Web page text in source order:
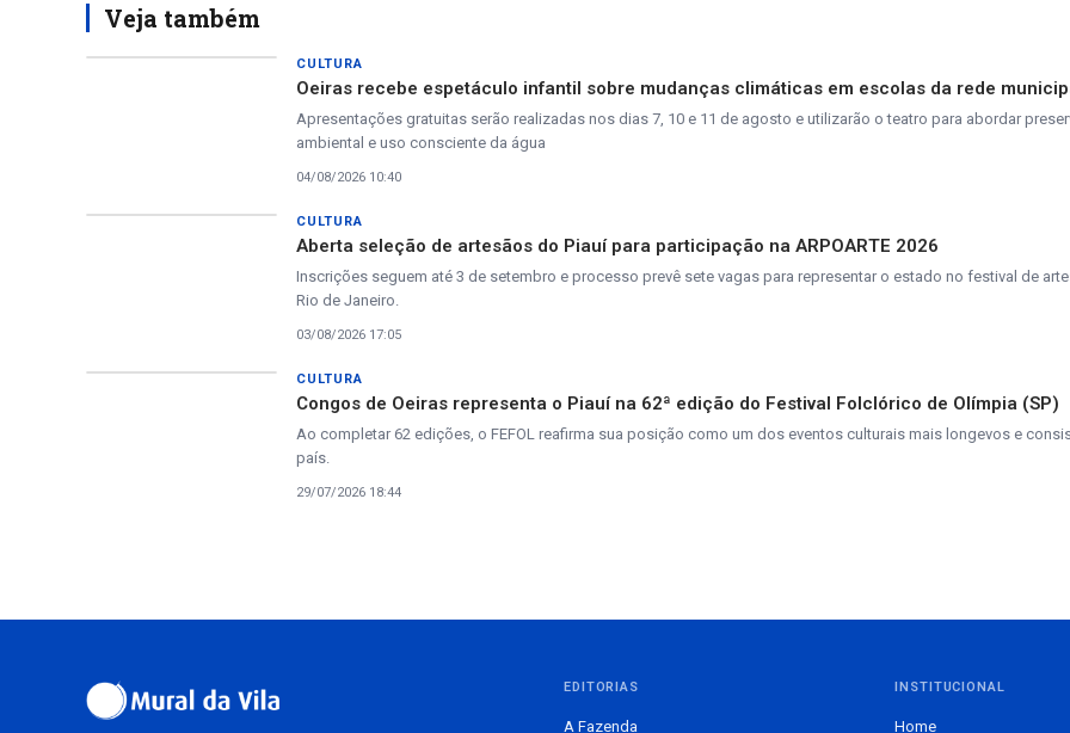
Veja também
CULTURA
Oeiras recebe espetáculo infantil sobre mudanças climáticas em escolas da rede
Apresentações gratuitas serão realizadas nos dias 7, 10 e 11 de agosto e utilizarão o teatro para abordar
ambiental e uso consciente da água
04/08/2026 10:40
CULTURA
Aberta seleção de artesãos do Piauí para participação na ARPOARTE 2026
Inscrições seguem até 3 de setembro e processo prevê sete vagas para representar o estado no festival de
Rio de Janeiro.
03/08/2026 17:05
CULTURA
Congos de Oeiras representa o Piauí na 62ª edição do Festival Folclórico de Olímpia (SP)
Ao completar 62 edições, o FEFOL reafirma sua posição como um dos eventos culturais mais longevos e
país.
29/07/2026 18:44
EDITORIAS
A Fazenda
INSTITUCIONAL
Home